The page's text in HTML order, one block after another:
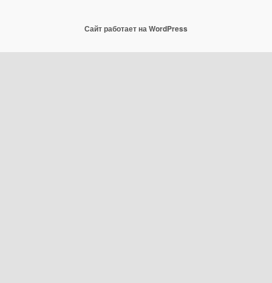
Сайт работает на WordPress